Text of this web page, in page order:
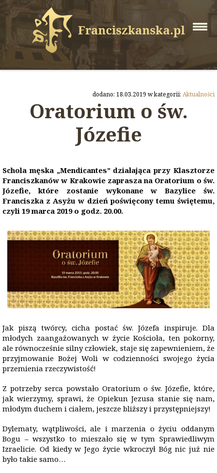
dodano: 18.03.2019 w kategorii: Aktualności
Oratorium o św.
Józefie
Schola męska „Mendicantes” działająca przy Klasztorze
Franciszkanów w Krakowie zaprasza na Oratorium o św.
Józefie, które zostanie wykonane w Bazylice św.
Franciszka z Asyżu w dzień poświęcony temu świętemu,
czyli 19 marca 2019 o godz. 20.00.
Jak piszą twórcy, cicha postać św. Józefa inspiruje. Dla
młodych zaangażowanych w życie Kościoła, ten pokorny,
ale równocześnie silny człowiek, staje się zapewnieniem, że
przyjmowanie Bożej Woli w codzienności swojego życia
przemienia rzeczywistość!
Z potrzeby serca powstało Oratorium o św. Józefie, które,
jak wierzymy, sprawi, że Opiekun Jezusa stanie się nam,
młodym duchem i ciałem, jeszcze bliższy i przystępniejszy!
Dylematy, wątpliwości, ale i marzenia o życiu oddanym
Bogu – wszystko to mieszało się w tym Sprawiedliwym
Izraelicie. Od kiedy w Jego życie wkroczył Bóg nic już nie
było takie samo…